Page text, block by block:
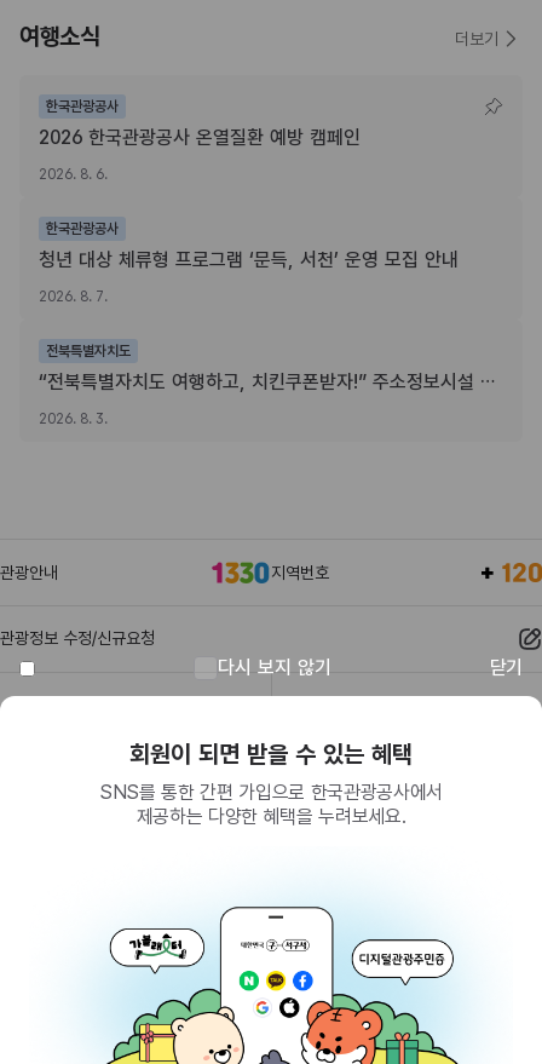
여행소식
한국관광공사
2026 한국관광공사 온열질환 예방 캠페인
2026. 8. 6.
한국관광공사
청년 대상 체류형 프로그램 ‘문득, 서천’ 운영 모집 안내
2026. 8. 7.
전북특별자치도
“전북특별자치도 여행하고, 치킨쿠폰받자!” 주소정보시설 SNS 인증이벤트
2026. 8. 3.
더보기
다시 보지 않기 닫기
회원이 되면 받을 수 있는 혜택
SNS를 통한 간편 가입으로 한국관광공사에서
제공하는 다양한 혜택을 누려보세요.
관광안내 지역번호
관광정보 수정/신규요청
관광정보
202-81-50707
통신판매업신고
제2009-서울중구-1234호